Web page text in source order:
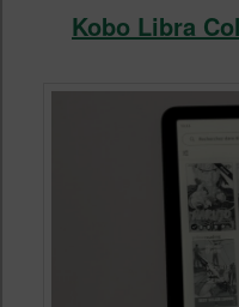
Kobo Libra